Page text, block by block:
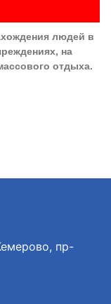
людей в
на
отдыха.
пр-